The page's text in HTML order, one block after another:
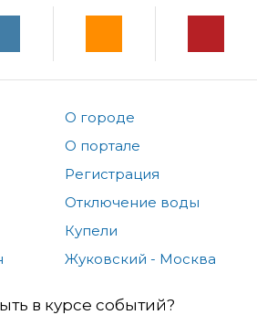
О городе
О портале
Регистрация
Отключение воды
Купели
Жуковский - Москва
в курсе событий?